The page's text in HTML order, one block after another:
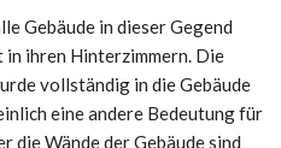
Gebäude in dieser Gegend
ihren Hinterzimmern. Die
vollständig in die Gebäude
eine andere Bedeutung für
die Wände der Gebäude sind